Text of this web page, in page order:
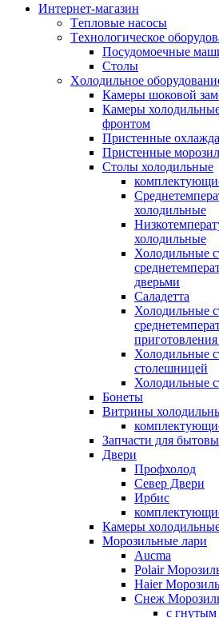
Интернет-магазин
Tепловые насосы
Tехнологическое
Посудомоечные
Столы
Xолодильное
Камеры шоковой
Камеры
фронтом
Пристенные
Пристенные
Столы холодильные
холодильные
холодильные
Холодильные
дверьми
Саладетта
Холодильные
Холодильные
столешницей
Холодильные
Бонеты
Витрины
Запчасти для
Двери
Профхолод
Север Двери
Ирбис
Камеры
Морозильные лари
Aucma
Polair
Haier
Снеж
с